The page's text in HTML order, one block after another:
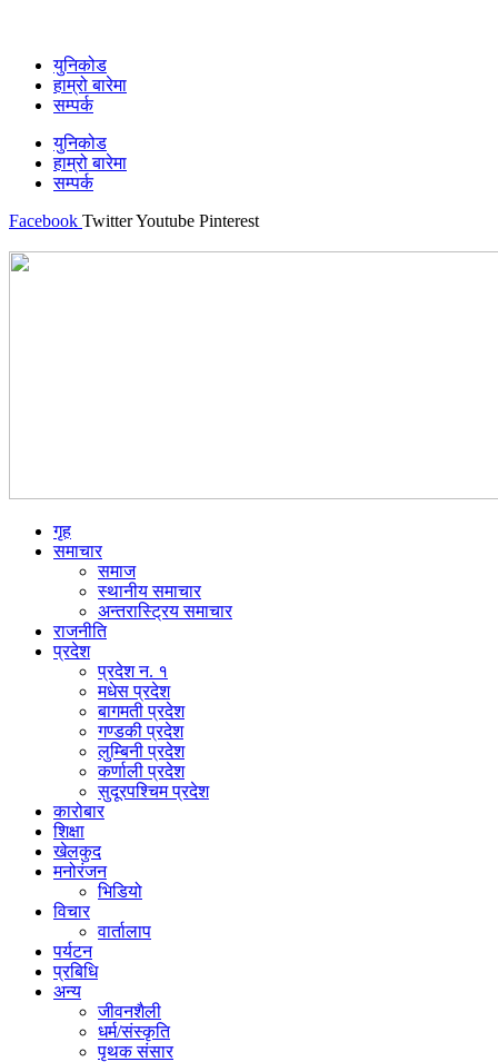
युनिकोड
हाम्रो बारेमा
सम्पर्क
युनिकोड
हाम्रो बारेमा
सम्पर्क
Facebook TwitterYoutube Pinterest
गृह
समाचार
समाज
स्थानीय समाचार
अन्तरास्ट्रिय समाचार
राजनीति
प्रदेश
प्रदेश न. १
मधेस प्रदेश
बागमती प्रदेश
गण्डकी प्रदेश
लुम्बिनी प्रदेश
कर्णाली प्रदेश
सुदूरपश्चिम प्रदेश
कारोबार
शिक्षा
खेलकुद
मनोरंजन
भिडियो
विचार
वार्तालाप
पर्यटन
प्रबिधि
अन्य
जीवनशैली
धर्म/संस्कृति
पृथक संसार